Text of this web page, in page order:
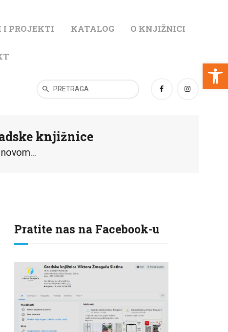
Open toolbar
I PROJEKTI KATALOG O KNJIŽNICI
knjižnice
Pratite nas na Facebook-u